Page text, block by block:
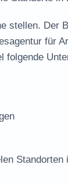
stellen. Der
für
folgende
Standorten